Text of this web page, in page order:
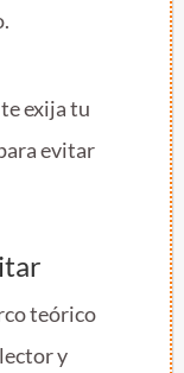
exija tu
evitar
teórico
y